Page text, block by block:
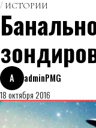
ИСТОРИИ
A
adminPMG
18 октября 2016